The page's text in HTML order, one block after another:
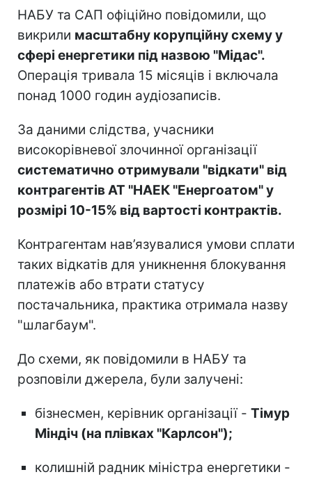
НАБУ та САП офіційно повідомили, що
викрили масштабну корупційну схему у
сфері енергетики під назвою "Мідас".
Операція тривала 15 місяців і включала
понад 1000 годин аудіозаписів.
За даними слідства, учасники
високорівневої злочинної організації
систематично отримували "відкати" від
контрагентів АТ "НАЕК "Енергоатом" у
розмірі 10-15% від вартості контрактів.
Контрагентам нав’язувалися умови сплати
таких відкатів для уникнення блокування
платежів або втрати статусу
постачальника, практика отримала назву
"шлагбаум".
До схеми, як повідомили в НАБУ та
розповіли джерела, були залучені:
бізнесмен, керівник організації - Тімур
Міндіч (на плівках "Карлсон");
колишній радник міністра енергетики -